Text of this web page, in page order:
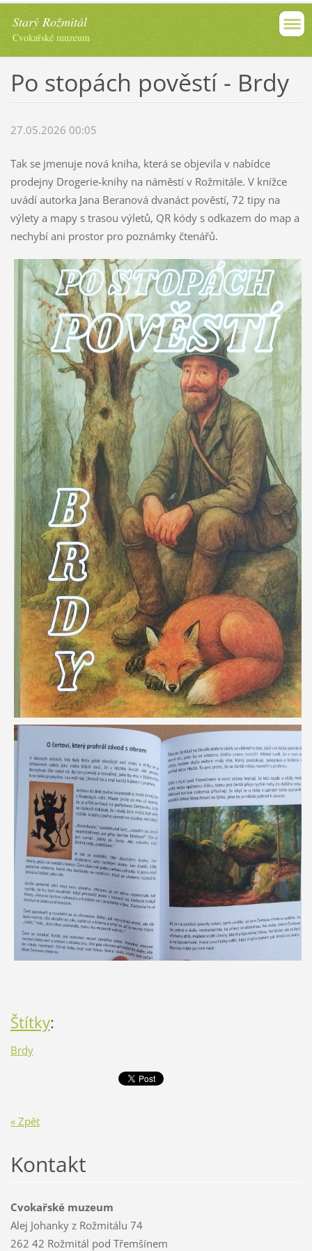
Starý Rožmitál
Cvokařské muzeum
Po stopách pověstí - Brdy
27.05.2026 00:05
Tak se jmenuje nová kniha, která se objevila v nabídce
prodejny Drogerie-knihy na náměstí v Rožmitále. V knížce
uvádí autorka Jana Beranová dvanáct pověstí, 72 tipy na
výlety a mapy s trasou výletů, QR kódy s odkazem do map a
nechybí ani prostor pro poznámky čtenářů.
Štítky:
Brdy
« Zpět
Kontakt
Cvokařské muzeum
Alej Johanky z Rožmitálu 74
262 42 Rožmitál pod Třemšínem